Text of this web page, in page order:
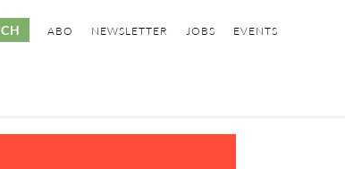
ABO NEWSLETTER JOBS EVENTS